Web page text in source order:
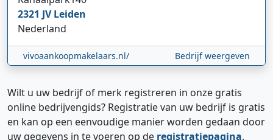
2321 JVLeiden
Nederland
vivoaankoopmakelaars.nl/ Bedrijf weergeven
Wilt u uw bedrijf of merk registreren in onze gratis
online bedrijvengids? Registratie van uw bedrijf is gratis
en kan op een eenvoudige manier worden gedaan door
uw gegevens in te voeren op de registratiepagina.